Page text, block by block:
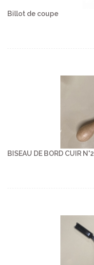
Billot de coupe
BISEAU DE BORD CUIR N°2